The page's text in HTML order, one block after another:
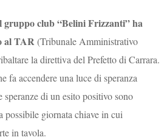
l gruppo club “Belini Frizzanti” ha
al TAR(Tribunale Amministrativo
la direttiva del Prefetto di Carrara.
fa accendere una luce di speranza
di un esito positivo sono
possibile giornata chiave in cui
in tavola.